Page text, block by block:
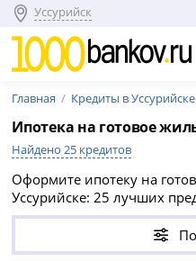
Уссурийск
Главная Кредиты в Уссурийске
Ипотека на готовое
Найдено 25 кредитов
Оформите ипотеку на
Уссурийске: 25 лучших
онлайн заявкой. Условия
жилье в 2026 году -
максимальная сумма.